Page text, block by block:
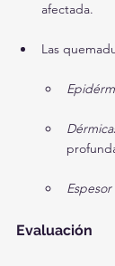
afectada.
Las
Evaluación